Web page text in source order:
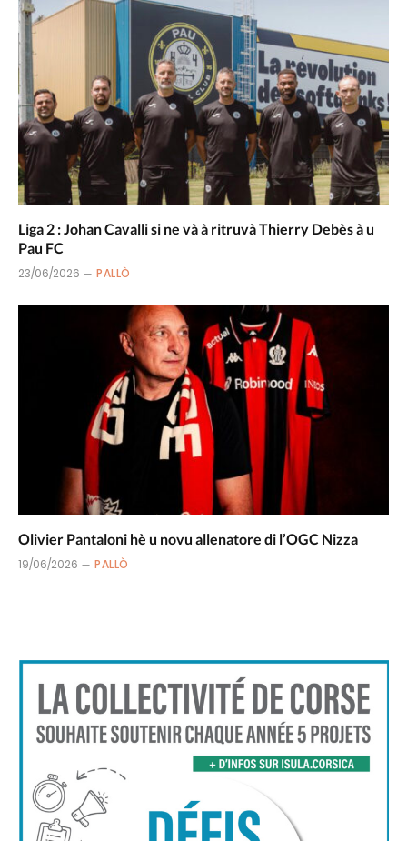
Liga 2 : Johan Cavalli si ne và à ritruvà Thierry Debès à u
Pau FC
23/06/2026 PALLÒ
Olivier Pantaloni hè u novu allenatore di l’OGC Nizza
19/06/2026 PALLÒ